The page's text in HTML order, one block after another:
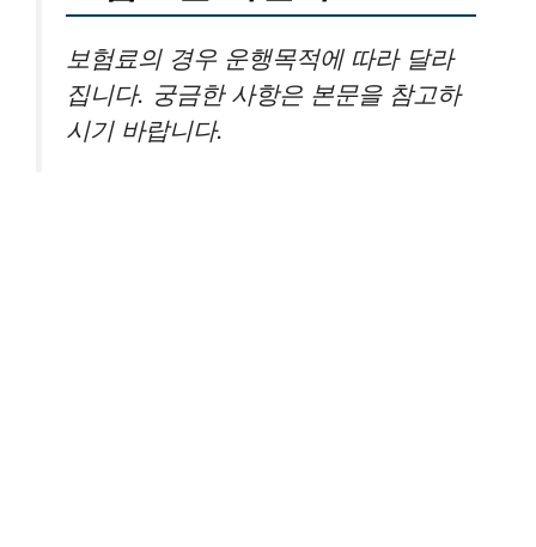
보험료의 경우 운행목적에 따라 달라
집니다. 궁금한 사항은 본문을 참고하
시기 바랍니다.